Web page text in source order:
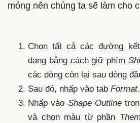
mỏng nên chúng ta sẽ làm cho
Chọn tất cả các đường
dạng bằng cách giữ phím
các dòng còn lại sau dòng
Sau đó, nhấp vào tab Format.
Nhấp vào Shape Outline
và chọn màu từ phần